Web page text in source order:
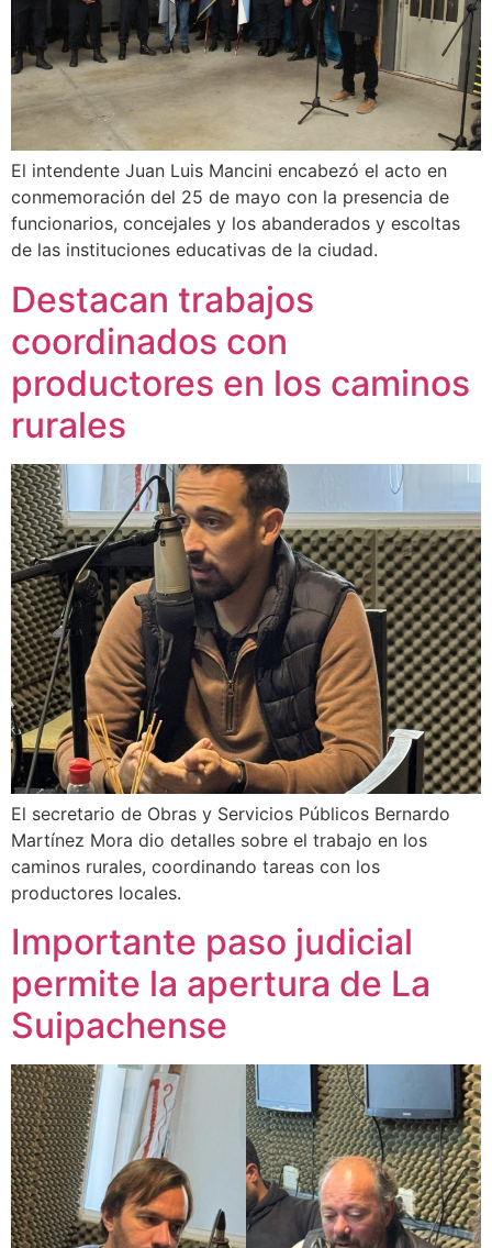
El intendente Juan Luis Mancini encabezó el acto en
conmemoración del 25 de mayo con la presencia de
funcionarios, concejales y los abanderados y escoltas
de las instituciones educativas de la ciudad.
Destacan trabajos
coordinados con
productores en los caminos
rurales
El secretario de Obras y Servicios Públicos Bernardo
Martínez Mora dio detalles sobre el trabajo en los
caminos rurales, coordinando tareas con los
productores locales.
Importante paso judicial
permite la apertura de La
Suipachense